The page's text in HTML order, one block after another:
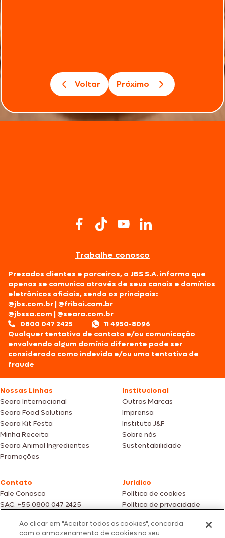
Voltar Próximo
Trabalhe conosco
Prezados clientes e parceiros, a JBS S.A. informa que
apenas se comunica através de seus canais e domínios
eletrônicos oficiais, sendo os principais:
@jbs.com.br |@friboi.com.br
@jbssa.com |@seara.com.br
0800 047 2425
11 4950-8096
Qualquer tentativa de contato e/ou comunicação
envolvendo algum domínio diferente pode ser
considerada como indevida e/ou uma tentativa de
fraude
Nossas Linhas
Seara Internacional
Seara Food Solutions
Seara Kit Festa
Minha Receita
Seara Animal Ingredientes
Promoções
Institucional
Outras Marcas
Imprensa
Instituto J&F
Sobre nós
Sustentabilidade
Contato
Fale Conosco
SAC: +55 0800 047 2425
Jurídico
Política de cookies
Política de privacidade
Fotos meramente ilustrativas | Ofertas válidas enquanto durarem os
Ao clicar em "Aceitar todos os cookies", concorda
com o armazenamento de cookies no seu